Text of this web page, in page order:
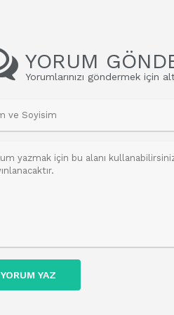
YORUM
Yorumlarınızı göndermek için
YORUM YAZ